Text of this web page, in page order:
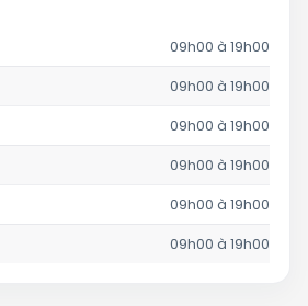
09h00 à 19h00
09h00 à 19h00
09h00 à 19h00
09h00 à 19h00
09h00 à 19h00
09h00 à 19h00